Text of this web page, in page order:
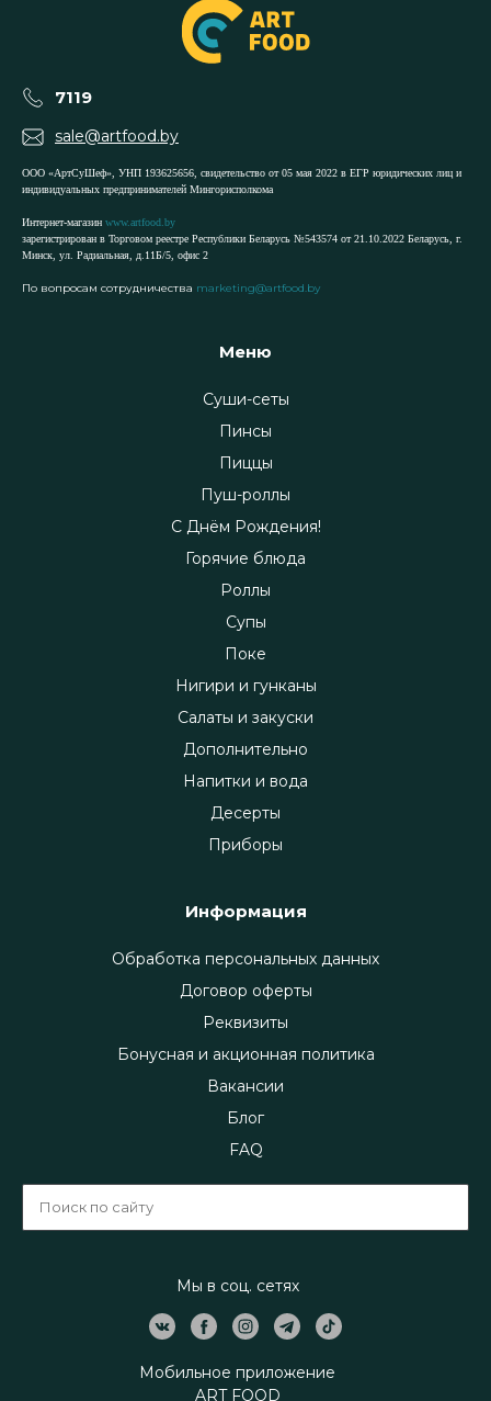
7119
sale@artfood.by
ООО «АртСуШеф», УНП 193625656, свидетельство от 05 мая 2022 в ЕГР юридических лиц и
индивидуальных предпринимателей Мингорисполкома
Интернет-магазин www.artfood.by
зарегистрирован в Торговом реестре Республики Беларусь №543574 от 21.10.2022 Беларусь, г.
Минск, ул. Радиальная, д.11Б/5, офис 2
По вопросам сотрудничества marketing@artfood.by
Меню
Суши-сеты
Пинсы
Пиццы
Пуш-роллы
С Днём Рождения!
Горячие блюда
Роллы
Супы
Поке
Нигири и гунканы
Салаты и закуски
Дополнительно
Напитки и вода
Десерты
Приборы
Информация
Обработка персональных данных
Договор оферты
Реквизиты
Бонусная и акционная политика
Вакансии
Блог
FAQ
Мы в соц. сетях
Мобильное приложение
ART FOOD